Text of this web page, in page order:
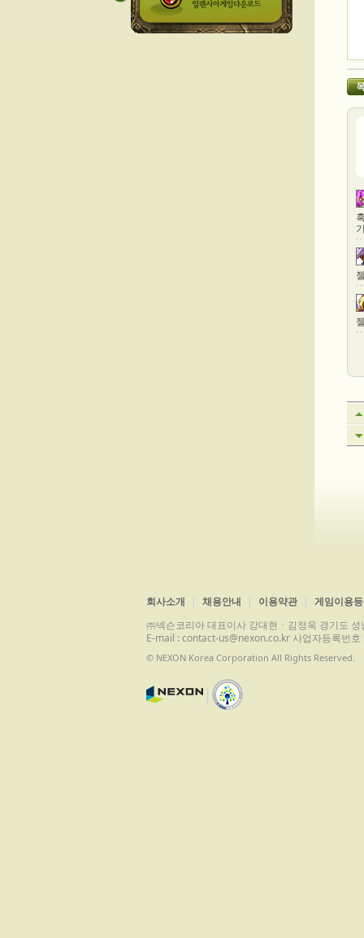
회사소개 채용안내 이용약관
게임이용
㈜넥슨코리아 대표이사 강대현ㆍ김정욱 경기도
E-mail : contact-us@nexon.co.kr 사업자등록번
© NEXON Korea Corporation All Rights Reserved.
|